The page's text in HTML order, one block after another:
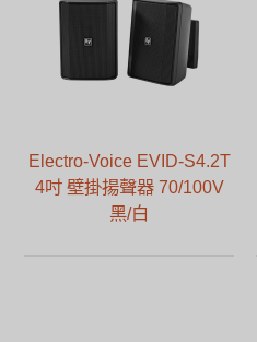
Electro-Voice EVID-S4.2T
4吋 壁掛揚聲器 70/100V
黑/白